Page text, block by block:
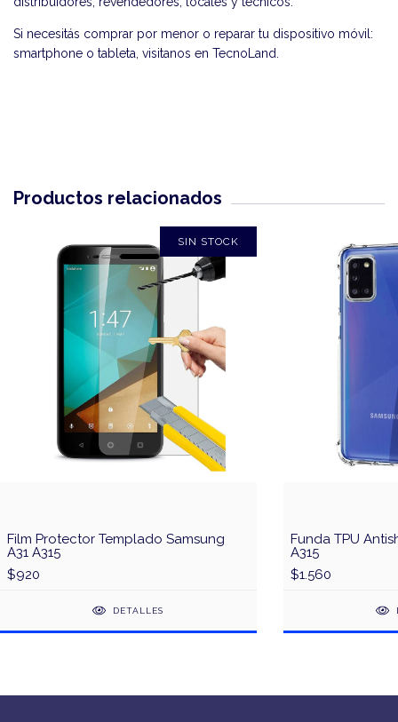
Si necesitás comprar por menor o reparar tu dispositivo móvil:
smartphone o tableta, visitanos en TecnoLand
Productos relacionados
SIN STOCK
Film Protector Templado Samsung
A31 A315
$920
DETALLES
Funda TPU
A315
$1.560